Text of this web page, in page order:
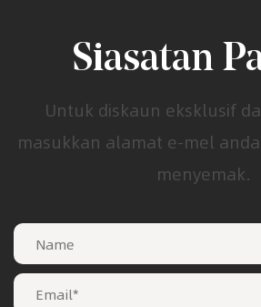
Siasatan
Untuk diskaun eksklusif
masukkan alamat e-mel
menyemak.